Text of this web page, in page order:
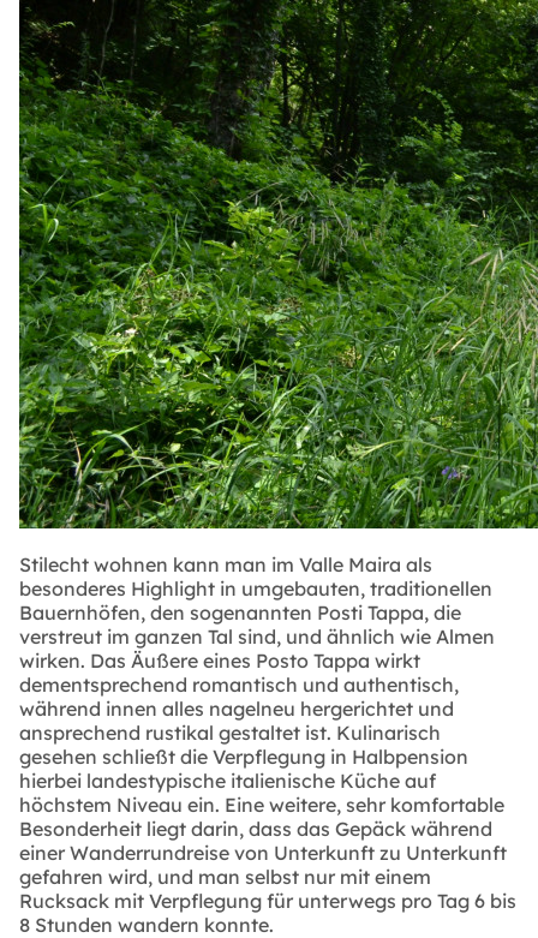
Stilecht wohnen kann man im Valle Maira als
besonderes Highlight in umgebauten, traditionellen
Bauernhöfen, den sogenannten Posti Tappa, die
verstreut im ganzen Tal sind, und ähnlich wie Almen
wirken. Das Äußere eines Posto Tappa wirkt
dementsprechend romantisch und authentisch,
während innen alles nagelneu hergerichtet und
ansprechend rustikal gestaltet ist. Kulinarisch
gesehen schließt die Verpflegung in Halbpension
hierbei landestypische italienische Küche auf
höchstem Niveau ein. Eine weitere, sehr komfortable
Besonderheit liegt darin, dass das Gepäck während
einer Wanderrundreise von Unterkunft zu Unterkunft
gefahren wird, und man selbst nur mit einem
Rucksack mit Verpflegung für unterwegs pro Tag 6 bis
8 Stunden wandern konnte.